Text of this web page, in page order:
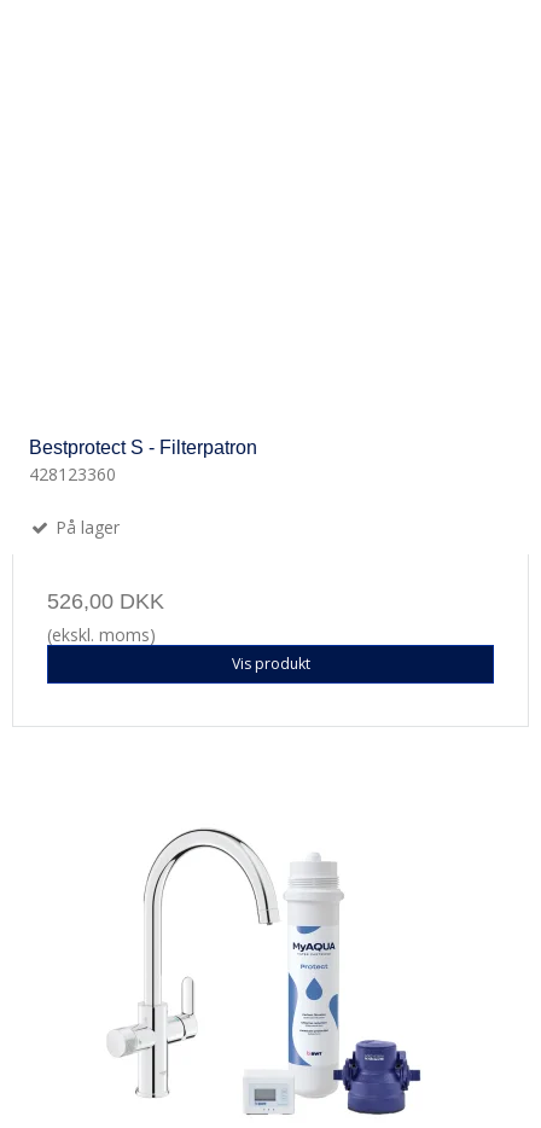
Bestprotect S - Filterpatron
428123360
På lager
526,00 DKK
(ekskl. moms)
Vis produkt